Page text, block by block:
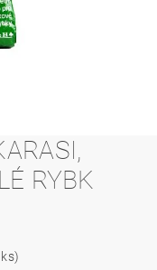
RYBK